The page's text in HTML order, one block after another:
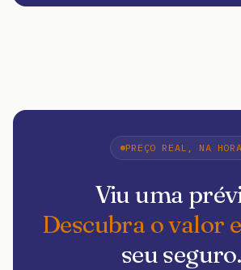
PREÇO REAL, NA HORA
Viu uma
Descubra o valor
seu seguro.